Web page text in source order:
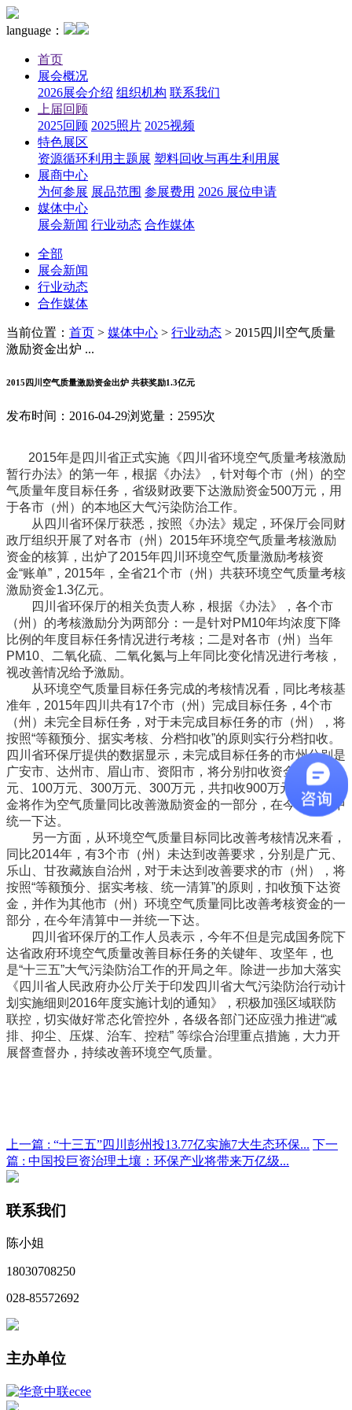
language：
首页
展会概况
2026展会介绍 组织机构 联系我们
上届回顾
2025回顾 2025照片 2025视频
特色展区
资源循环利用主题展 塑料回收与再生利用展
展商中心
为何参展 展品范围 参展费用 2026 展位申请
媒体中心
展会新闻 行业动态 合作媒体
全部
展会新闻
行业动态
合作媒体
当前位置： 首页 > 媒体中心 > 行业动态 > 2015四川空气质量
激励资金出炉 ...
2015四川空气质量激励资金出炉 共获奖励1.3亿元
发布时间：2016-04-29浏览量：2595次
2015年是四川省正式实施《四川省环境空气质量考核激励
暂行办法》的第一年，根据《办法》，针对每个市（州）的空
气质量年度目标任务，省级财政要下达激励资金500万元，用
于各市（州）的本地区大气污染防治工作。
从四川省环保厅获悉，按照《办法》规定，环保厅会同财
政厅组织开展了对各市（州）2015年环境空气质量考核激励
资金的核算，出炉了2015年四川环境空气质量激励考核资
金“账单”，2015年，全省21个市（州）共获环境空气质量考核
激励资金1.3亿元。
四川省环保厅的相关负责人称，根据《办法》，各个市
（州）的考核激励分为两部分：一是针对PM10年均浓度下降
比例的年度目标任务情况进行考核；二是对各市（州）当年
PM10、二氧化硫、二氧化氮与上年同比变化情况进行考核，
视改善情况给予激励。
从环境空气质量目标任务完成的考核情况看，同比考核基
准年，2015年四川共有17个市（州）完成目标任务，4个市
（州）未完全目标任务，对于未完成目标任务的市（州），将
按照“等额预分、据实考核、分档扣收”的原则实行分档扣收。
四川省环保厅提供的数据显示，未完成目标任务的市州分别是
广安市、达州市、眉山市、资阳市，将分别扣收资金200万
元、100万元、300万元、300万元，共扣收900万元，这笔资
金将作为空气质量同比改善激励资金的一部分，在今年清算中
统一下达。
另一方面，从环境空气质量目标同比改善考核情况来看，
同比2014年，有3个市（州）未达到改善要求，分别是广元、
乐山、甘孜藏族自治州，对于未达到改善要求的市（州），将
按照“等额预分、据实考核、统一清算”的原则，扣收预下达资
金，并作为其他市（州）环境空气质量同比改善考核资金的一
部分，在今年清算中一并统一下达。
四川省环保厅的工作人员表示，今年不但是完成国务院下
达省政府环境空气质量改善目标任务的关键年、攻坚年，也
是“十三五”大气污染防治工作的开局之年。除进一步加大落实
《四川省人民政府办公厅关于印发四川省大气污染防治行动计
划实施细则2016年度实施计划的通知》，积极加强区域联防
联控，切实做好常态化管控外，各级各部门还应强力推进“减
排、抑尘、压煤、治车、控秸” 等综合治理重点措施，大力开
展督查督办，持续改善环境空气质量。
上一篇 : “十三五”四川彭州投13.77亿实施7大生态环保... 下一
篇 : 中国投巨资治理土壤：环保产业将带来万亿级...
联系我们
陈小姐
18030708250
028-85572692
主办单位